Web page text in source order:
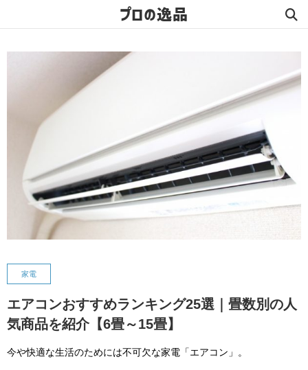
プロの逸品
家電
エアコンおすすめランキング25選｜畳数別の人
気商品を紹介【6畳～15畳】
今や快適な生活のためには不可欠な家電「エアコン」。